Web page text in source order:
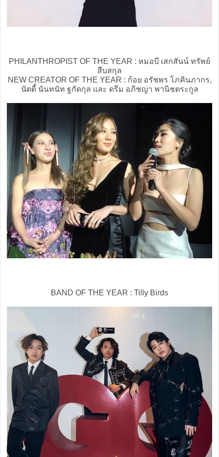
PHILANTHROPIST OF THE YEAR : หมอบี เสกสันน์ ทรัพย์
สืบสกุล
NEW CREATOR OF THE YEAR : ก้อย อรัชพร โภคินภากร,
นัตตี้ นันทนัท ฐกัดกุล และ ดรีม อภิชญา พานิชตระกูล
BAND OF THE YEAR : Tilly Birds